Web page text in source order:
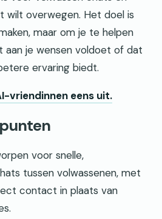
wilt overwegen. Het doel is
maar om je te helpen
aan je wensen voldoet of dat
ervaring biedt.
vriendinnen eens uit.
voor snelle,
tussen volwassenen, met
contact in plaats van